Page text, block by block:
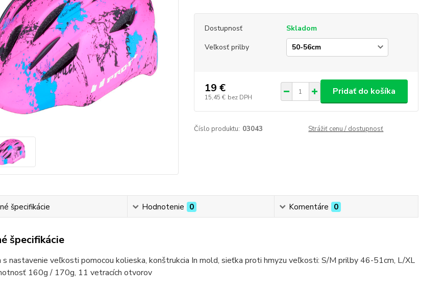
Dostupnosť
Skladom
Veľkosť prilby
19 €
15,45 € bez DPH
Pridať do košíka
Číslo produktu: 03043 Strážiť cenu / dostupnosť
špecifikácie Hodnotenie 0 Komentáre 0
špecifikácie
nastavenie veľkosti pomocou kolieska, konštrukcia In mold, sieťka proti hmyzu veľkosti: S/M prilby 46-51cm, L/XL
160g / 170g, 11 vetracích otvorov